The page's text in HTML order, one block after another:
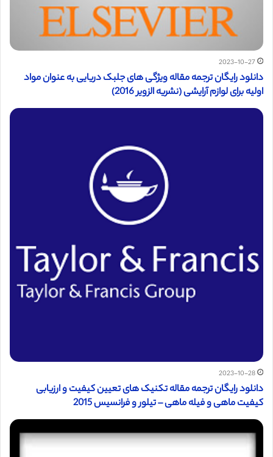
2023-10-27
دانلود رایگان ترجمه مقاله ویژگی های جلبک دریایی به عنوان مواد
اولیه برای لوازم آرایشی (نشریه الزویر 2016)
2023-10-28
دانلود رایگان ترجمه مقاله تکنیک های تعیین کیفیت و ارزیابی
کیفیت ماهی و فیله ماهی – تیلور و فرانسیس 2015